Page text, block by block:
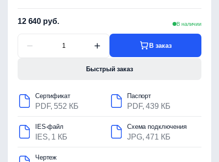
12 640 руб. В наличии
В заказ
Быстрый заказ
Сертификат
PDF, 552 КБ
Паспорт
PDF, 439 КБ
IES-файл
IES, 1 КБ
Схема подключения
JPG, 471 КБ
Чертеж